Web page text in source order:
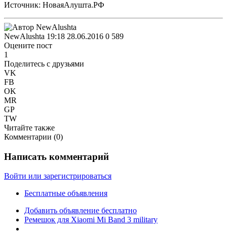
Источник: НоваяАлушта.РФ
NewAlushta 19:18 28.06.2016 0 589
Оцените пост
1
Поделитесь с друзьями
VK
FB
OK
MR
GP
TW
Читайте также
Комментарии (0)
Написать комментарий
Войти или зарегистрироваться
Бесплатные объявления
Добавить объявление бесплатно
Ремешок для Xiaomi Mi Band 3 military